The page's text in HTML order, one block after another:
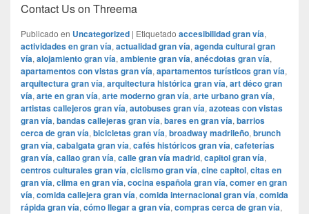
Contact Us on Threema
Publicado en Uncategorized | Etiquetado accesibilidad gran vía,
actividades en gran vía, actualidad gran vía, agenda cultural gran
vía, alojamiento gran vía, ambiente gran vía, anécdotas gran vía,
apartamentos con vistas gran vía, apartamentos turísticos gran vía,
arquitectura gran vía, arquitectura histórica gran vía, art déco gran
vía, arte en gran vía, arte moderno gran vía, arte urbano gran vía,
artistas callejeros gran vía, autobuses gran vía, azoteas con vistas
gran vía, bandas callejeras gran vía, bares en gran vía, barrios
cerca de gran vía, bicicletas gran vía, broadway madrileño, brunch
gran vía, cabalgata gran vía, cafés históricos gran vía, cafeterías
gran vía, callao gran vía, calle gran vía madrid, capitol gran vía,
centros culturales gran vía, ciclismo gran vía, cine capitol, citas en
gran vía, clima en gran vía, cocina española gran vía, comer en gran
vía, comida callejera gran vía, comida internacional gran vía, comida
rápida gran vía, cómo llegar a gran vía, compras cerca de gran vía,